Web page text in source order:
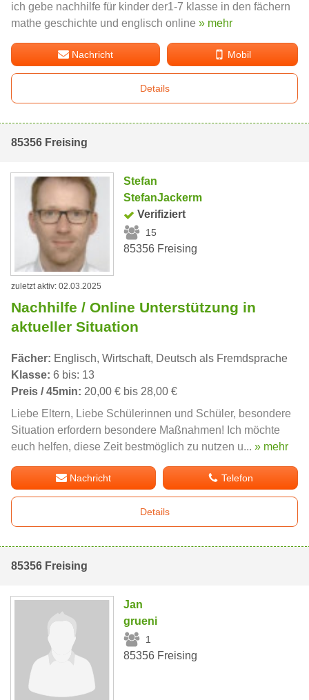
ich gebe nachhilfe für kinder der1-7 klasse in den fächern
mathe geschichte und englisch online » mehr
Nachricht Mobil
Details
85356 Freising
Stefan
StefanJackerm
Verifiziert
15
85356 Freising
zuletzt aktiv: 02.03.2025
Nachhilfe / Online Unterstützung in
aktueller Situation
Fächer: Englisch, Wirtschaft, Deutsch als Fremdsprache
Klasse: 6 bis: 13
Preis / 45min: 20,00 € bis 28,00 €
Liebe Eltern, Liebe Schülerinnen und Schüler, besondere
Situation erfordern besondere Maßnahmen! Ich möchte
euch helfen, diese Zeit bestmöglich zu nutzen u... » mehr
Nachricht Telefon
Details
85356 Freising
Jan
grueni
1
85356 Freising